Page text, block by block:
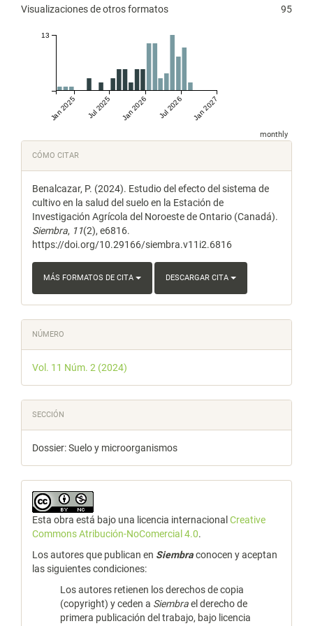
Visualizaciones de otros formatos 95
Jan 2025 Jul 2025 Jan 2026 Jul 2026 Jan 2027
13
monthly
Detalles
del
artículo
CÓMO CITAR
Benalcazar, P. (2024). Estudio del efecto del sistema de
cultivo en la salud del suelo en la Estación de
Investigación Agrícola del Noroeste de Ontario (Canadá).
Siembra, 11(2), e6816.
https://doi.org/10.29166/siembra.v11i2.6816
MÁS FORMATOS DE CITA DESCARGAR CITA
NÚMERO
Vol. 11 Núm. 2 (2024)
SECCIÓN
Dossier: Suelo y microorganismos
Esta obra está bajo una licencia internacional Creative
Commons Atribución-NoComercial 4.0.
Los autores que publican en Siembraconocen y aceptan
las siguientes condiciones:
Los autores retienen los derechos de copia
(copyright) y ceden a Siembrael derecho de
primera publicación del trabajo, bajo licencia